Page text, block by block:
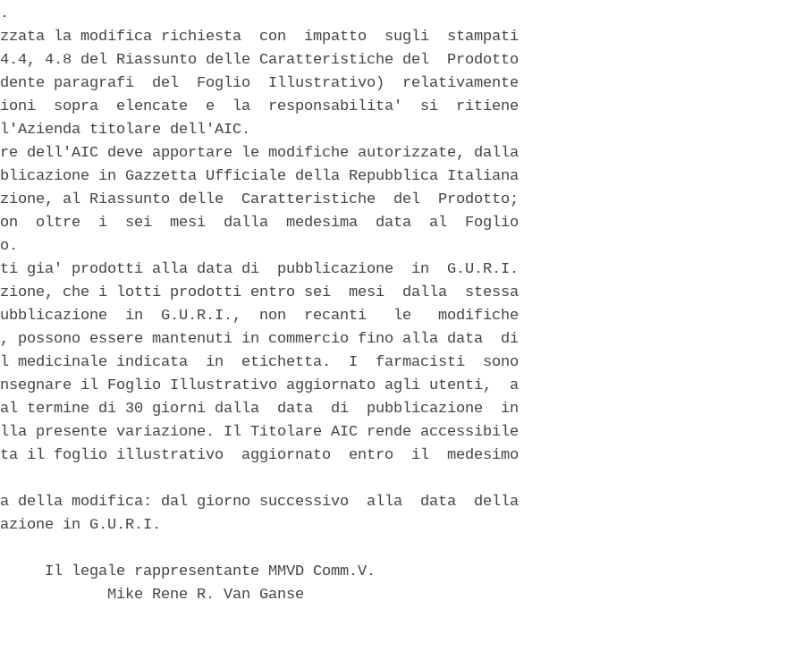
la modifica richiesta  con  impatto  sugli  stampati
4.8 del Riassunto delle Caratteristiche del  Prodotto
paragrafi  del  Foglio  Illustrativo)  relativamente
sopra  elencate  e  la  responsabilita'  si  ritiene
titolare dell'AIC.
dell'AIC deve apportare le modifiche autorizzate, dalla
in Gazzetta Ufficiale della Repubblica Italiana
al Riassunto delle  Caratteristiche  del  Prodotto;
oltre  i  sei  mesi  dalla  medesima  data  al  Foglio
gia' prodotti alla data di  pubblicazione  in  G.U.R.I.
che i lotti prodotti entro sei  mesi  dalla  stessa
in  G.U.R.I.,  non  recanti   le   modifiche
possono essere mantenuti in commercio fino alla data  di
medicinale indicata  in  etichetta.  I  farmacisti  sono
il Foglio Illustrativo aggiornato agli utenti,  a
termine di 30 giorni dalla  data  di  pubblicazione  in
presente variazione. Il Titolare AIC rende accessibile
il foglio illustrativo  aggiornato  entro  il  medesimo
della modifica: dal giorno successivo  alla  data  della
in G.U.R.I.
Il legale rappresentante MMVD Comm.V.
Mike Rene R. Van Ganse